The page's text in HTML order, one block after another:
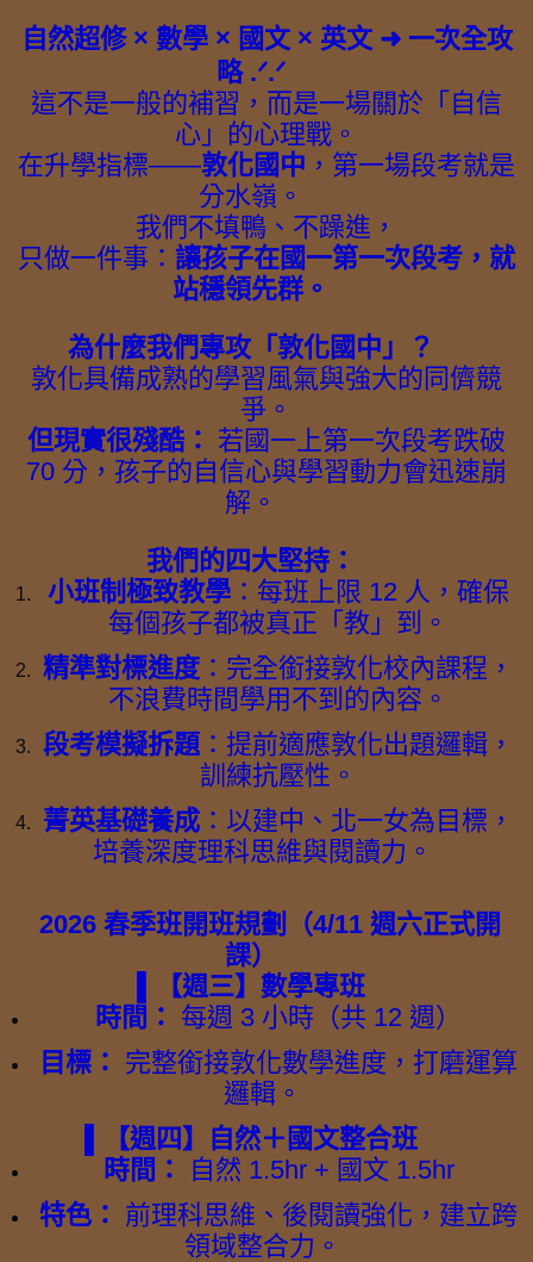
自然超修 × 數學 × 國文 × 英文 ➜ 一次全攻
略 .ᐟ.ᐟ
這不是一般的補習，而是一場關於「自信
心」的心理戰。
在升學指標——敦化國中 ，第一場段考就是
分水嶺。
我們不填鴨、不躁進，
只做一件事： 讓孩子在國一第一次段考，就
站穩領先群。
為什麼我們專攻「敦化國中」？
敦化具備成熟的學習風氣與強大的同儕競
爭。
但現實很殘酷： 若國一上第一次段考跌破
70 分，孩子的自信心與學習動力會迅速崩
解。
我們的四大堅持：
小班制極致教學 ：每班上限 12 人，確保
每個孩子都被真正「教」到。
精準對標進度 ：完全銜接敦化校內課程，
不浪費時間學用不到的內容。
段考模擬拆題 ：提前適應敦化出題邏輯，
訓練抗壓性。
菁英基礎養成 ：以建中、北一女為目標，
培養深度理科思維與閱讀力。
2026 春季班開班規劃（4/11 週六正式開
課）
▌【週三】數學專班
時間： 每週 3 小時（共 12 週）
目標： 完整銜接敦化數學進度，打磨運算
邏輯。
▌【週四】自然＋國文整合班
時間：
自然 1.5hr + 國文 1.5hr
特色： 前理科思維、後閱讀強化，建立跨
領域整合力。